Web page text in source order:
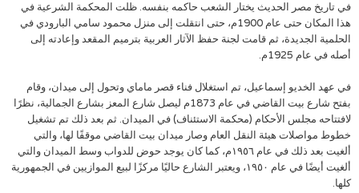
في تاريخ مصر الحديث يختار الشعب حاكمه بنفسه. ظلت المحكمة الشرعية في
هذا المكان حتى عام 1900م، حتى انتقلت إلى منزل محمود سامي البارودي في
الحلمية الجديدة، ثم قامت لجنة حفظ الآثار العربية بترميم المقعد وإعادته إلى
أصله في عام 1925م.
في عهد الخديو إسماعيل، تم استغلال فناء قصر ماماي وتحول إلى ميدان، وقام
بفتح شارع بيت القاضي في عام 1873م ليصل شارع المعز بشارع الجمالية، نظرًا
لافتتاحه مجلس الأحكام (محكمة الاستئناف) في الميدان. ثم بعد ذلك تم تشغيل
خطوط مواصلات هيئة النقل العام وصار ميدان بيت القاضي موقفًا لها، والتي
ألغيت بعد ذلك في عام ١٩٥٦م، كما كان يوجد حوض للدواب وسط الميدان والتي
ألغيت أيضًا في عام ١٩٥٠، ويعتبر الشارع حاليًا مركزًا لبيع الموازيين في الجمهورية
كلها.